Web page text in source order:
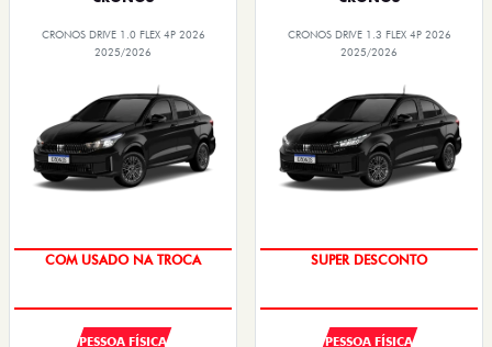
CRONOS DRIVE 1.0 FLEX 4P 2026
2025/2026
COM USADO NA TROCA
PESSOA FÍSICA
CRONOS DRIVE 1.3 FLEX 4P 2026
2025/2026
SUPER DESCONTO
PESSOA FÍSICA